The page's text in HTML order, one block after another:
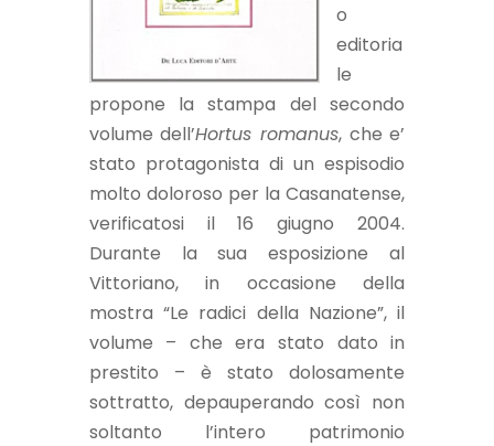
o
editoria
le
propone la stampa del secondo
volume dell’Hortus romanus, che e’
stato protagonista di un espisodio
molto doloroso per la Casanatense,
verificatosi il 16 giugno 2004.
Durante la sua esposizione al
Vittoriano, in occasione della
mostra “Le radici della Nazione”, il
volume – che era stato dato in
prestito – è stato dolosamente
sottratto, depauperando così non
soltanto l’intero patrimonio